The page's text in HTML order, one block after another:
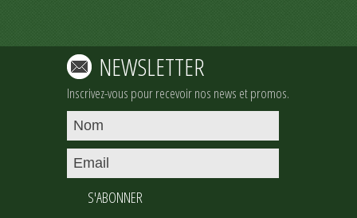
NEWSLETTER
Inscrivez-vous pour recevoir nos news et promos.
S'ABONNER